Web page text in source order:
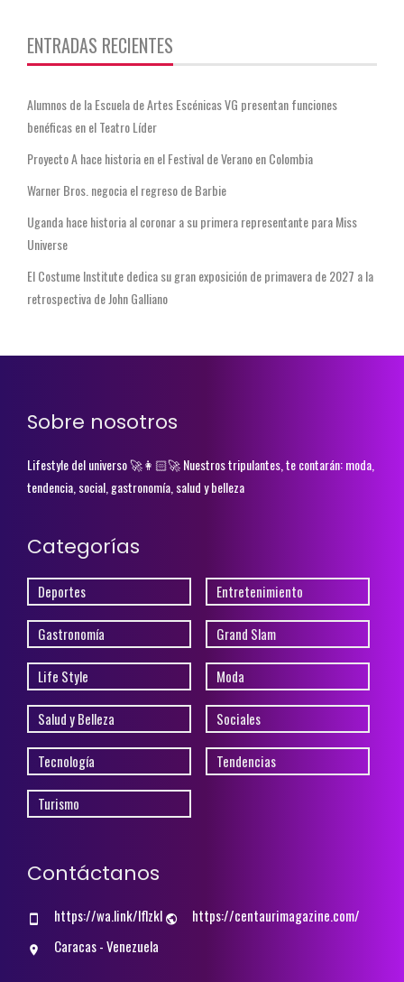
ENTRADAS RECIENTES
Alumnos de la Escuela de Artes Escénicas VG presentan funciones
benéficas en el Teatro Líder
Proyecto A hace historia en el Festival de Verano en Colombia
Warner Bros. negocia el regreso de Barbie
Uganda hace historia al coronar a su primera representante para Miss
Universe
El Costume Institute dedica su gran exposición de primavera de 2027 a la
retrospectiva de John Galliano
Sobre nosotros
Lifestyle del universo 🚀👩🏻‍🚀 Nuestros tripulantes, te contarán: moda,
tendencia, social, gastronomía, salud y belleza
Categorías
Deportes Entretenimiento
Gastronomía Grand Slam
Life Style Moda
Salud y Belleza Sociales
Tecnología Tendencias
Turismo
Contáctanos
https://wa.link/lflzkl
https://centaurimagazine.com/
Caracas - Venezuela